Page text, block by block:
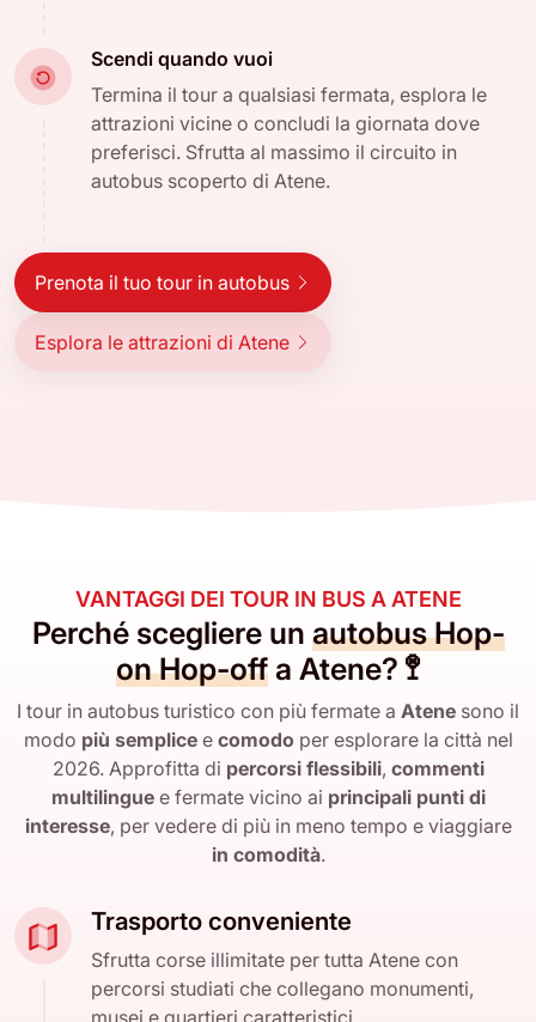
Scendi quando vuoi
Termina il tour a qualsiasi fermata, esplora le
attrazioni vicine o concludi la giornata dove
preferisci. Sfrutta al massimo il circuito in
autobus scoperto di Atene.
Prenota il tuo tour in autobus
Esplora le attrazioni di Atene
VANTAGGI DEI TOUR IN BUS A ATENE
Perché scegliere un autobus Hop-
on Hop-offa Atene? 🚏
I tour in autobus turistico con più fermate a Atene sono il
modo più semplicee comodo per esplorare la città nel
2026. Approfitta di percorsi flessibili, commenti
multilinguee fermate vicino ai principali punti di
interesse, per vedere di più in meno tempo e viaggiare
in comodità.
Trasporto conveniente
Sfrutta corse illimitate per tutta Atene con
percorsi studiati che collegano monumenti,
musei e quartieri caratteristici.